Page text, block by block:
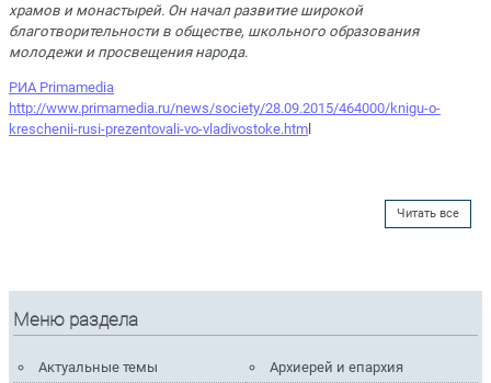
храмов и монастырей. Он начал развитие широкой
благотворительности в обществе, школьного образования
молодежи и просвещения народа.
РИА Primamedia
http://www.primamedia.ru/news/society/28.09.2015/464000/knigu-o-
kreschenii-rusi-prezentovali-vo-vladivostoke.htm
Читать все
Меню раздела
Актуальные темы
Архиерей и епархия